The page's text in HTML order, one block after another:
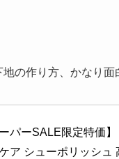
の作り方、かなり面
ーパーSALE限定特価
ア シューポリッシュ